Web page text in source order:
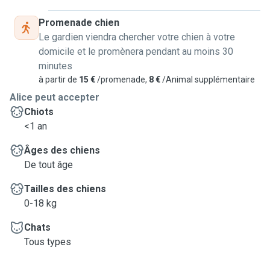
Promenade chien
Le gardien viendra chercher votre chien à votre
domicile et le promènera pendant au moins 30
minutes
à partir de 15 €/promenade, 8 €/Animal supplémentaire
Alice peut accepter
Chiots
<1 an
Âges des chiens
De tout âge
Tailles des chiens
0-18 kg
Chats
Tous types